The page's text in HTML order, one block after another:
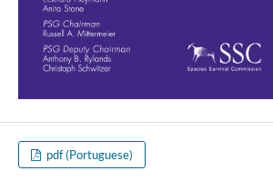
pdf (Portuguese)